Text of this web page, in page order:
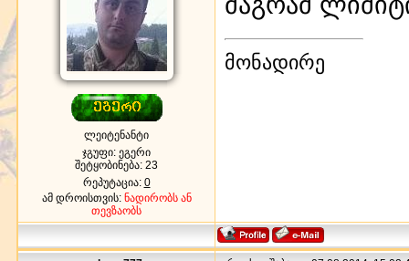
ლეიტენანტი
ჯგუფი: ეგერი
შეტყობინება: 23
რეპუტაცია: 0
ამ დროისთვის: ნადირობს ან
თევზაობს
მონადირე